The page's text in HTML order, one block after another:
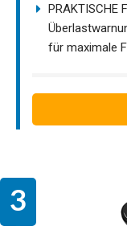
PRAKTISCHE
für maximale